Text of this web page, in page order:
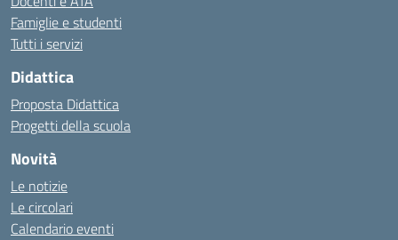
Famiglie e studenti
Tutti i servizi
Didattica
Proposta Didattica
Progetti della scuola
Novità
Le notizie
Le circolari
Calendario eventi